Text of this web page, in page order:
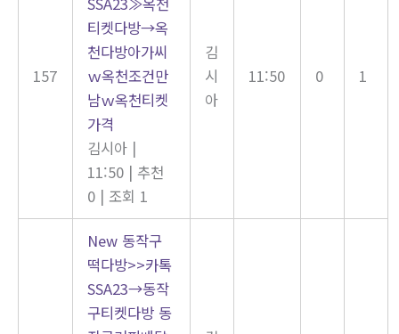
157
티켓다방→옥
천다방아가씨
ｗ옥천조건만
남ｗ옥천티켓
가격
김시아 |
11:50 | 추천
0 | 조회 1
김
시
아
11:50 0 1
New 동작구
떡다방>>카톡
SSA23→동작
구티켓다방 동